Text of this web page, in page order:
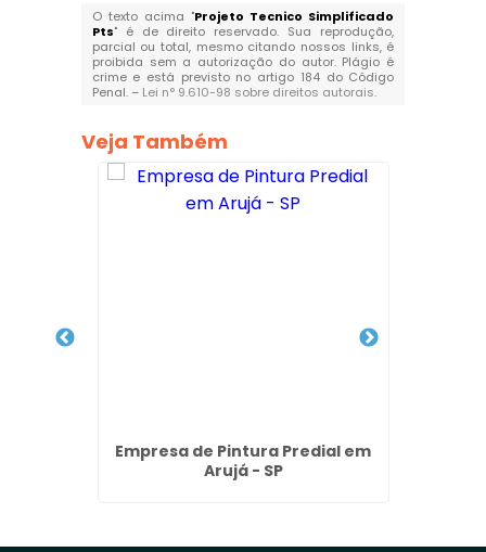
O texto acima "Projeto Tecnico Simplificado
Pts" é de direito reservado. Sua reprodução,
parcial ou total, mesmo citando nossos links, é
proibida sem a autorização do autor. Plágio é
crime e está previsto no artigo 184 do Código
Penal. – Lei n° 9.610-98 sobre direitos autorais.
Veja Também
Empresa de Pintura Predial em
Arujá - SP